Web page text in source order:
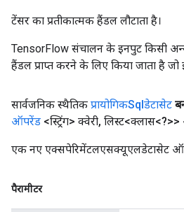
टेंसर का प्रतीकात्मक हैंडल लौटाता है।
TensorFlow संचालन के इनपुट किसी
हैंडल प्राप्त करने के लिए किया जाता है जो
सार्वजनिक स्थैतिक प्रायोगिकSqlडेटासेट
ऑपरेंड <स्ट्रिंग> क्वेरी,
एक नए एक्सपेरिमेंटलएसक्यूएलडेटासेट
पैरामीटर